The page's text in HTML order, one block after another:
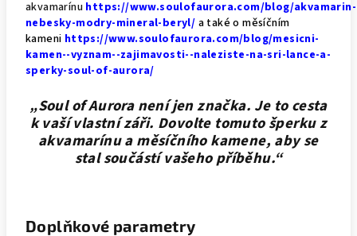
akvamarínu https://www.soulofaurora.com/blog/akvamarin-
nebesky-modry-mineral-beryl/ a také o měsíčním
kameni https://www.soulofaurora.com/blog/mesicni-
kamen--vyznam--zajimavosti--naleziste-na-sri-lance-a-
sperky-soul-of-aurora/
„Soul of Aurora není jen značka. Je to cesta
k vaší vlastní záři. Dovolte tomuto šperku z
akvamarínu a měsíčního kamene, aby se
stal součástí vašeho příběhu.“
Doplňkové parametry